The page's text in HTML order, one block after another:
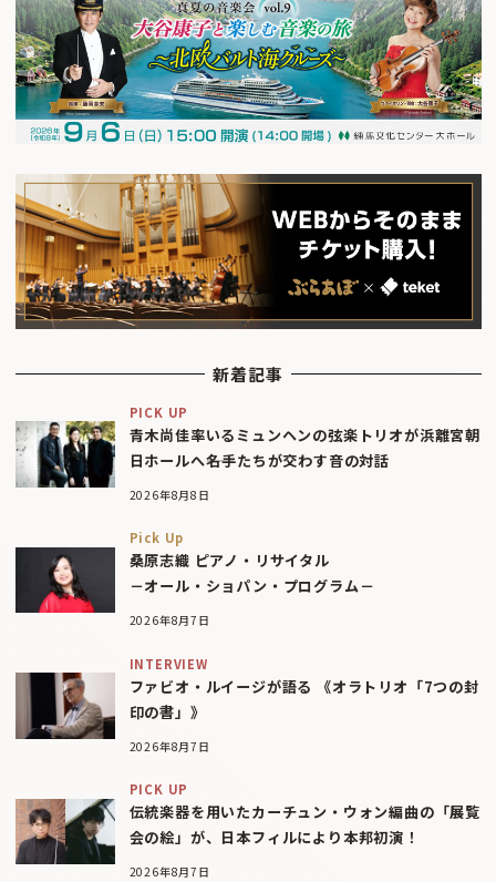
新着記事
PICK UP
青木尚佳率いるミュンヘンの弦楽トリオが浜離宮朝
日ホールへ――名手たちが交わす音の対話
2026年8月8日
Pick Up
桑原志織 ピアノ・リサイタル
－オール・ショパン・プログラム－
2026年8月7日
INTERVIEW
ファビオ・ルイージが語る 《オラトリオ「7つの封
印の書」》
2026年8月7日
PICK UP
伝統楽器を用いたカーチュン・ウォン編曲の「展覧
会の絵」が、日本フィルにより本邦初演！
2026年8月7日